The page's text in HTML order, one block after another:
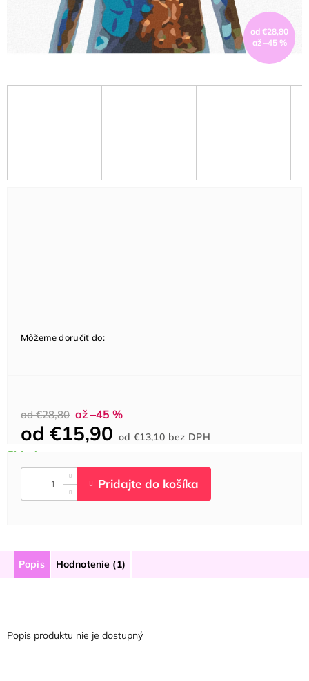
od €28,80
až –45 %
od €28,80 až –45 %
od €15,90 od€13,10 bez DPHcena:
Môžeme doručiť do:
Popis Hodnotenie (1)
Popis produktu nie je dostupný